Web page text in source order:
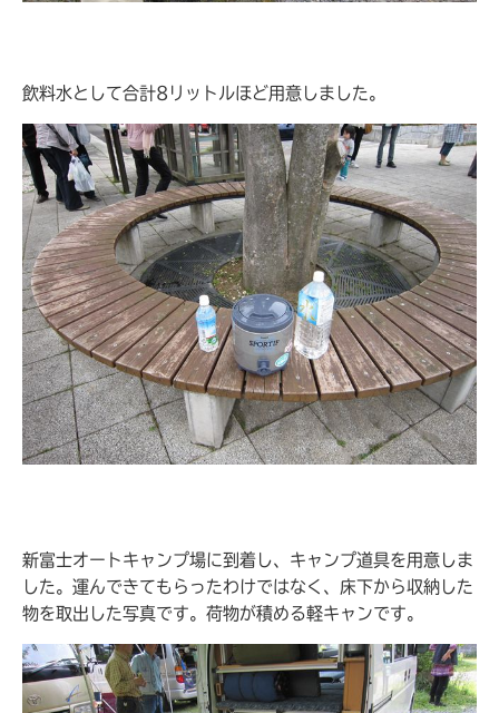
飲料水として合計8リットルほど用意しました。
新富士オートキャンプ場に到着し、キャンプ道具を用意しま
した。運んできてもらったわけではなく、床下から収納した
物を取出した写真です。荷物が積める軽キャンです。